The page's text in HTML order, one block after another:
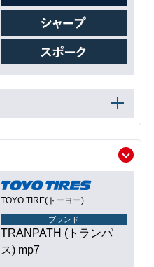
TOYO TIRE(トーヨー)
ブランド
TRANPATH (トランパ
ス) mp7